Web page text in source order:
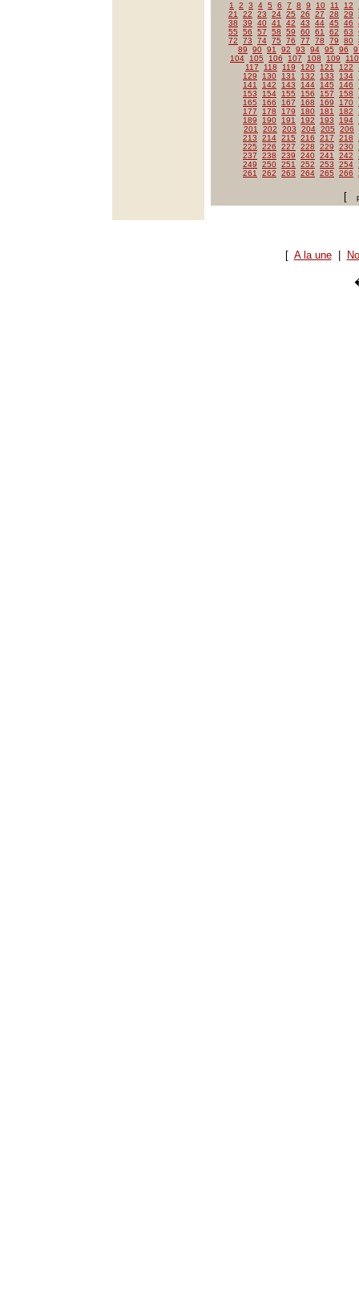
1 2 3 4 5 6 7 8 9 10 11 12
21
22 23 24 25 26 27 28 29
38
39 40 41 42 43 44 45 46
55
56 57 58 59 60 61 62 63
72
73 74 75 76 77 78 79 80
89
90 91 92 93 94 95 96
104
105 106 107 108 109
110
117
118 119 120 121 122
129
130 131 132 133 134
141
142 143 144 145 146
153
154 155 156 157 158
165
166 167 168 169 170
177
178 179 180 181 182
189
190 191 192 193 194
201
202 203 204 205
206
213
214 215 216 217 218
225
226 227 228 229 230
237
238 239 240 241 242
249
250 251 252 253 254
261
262 263 264 265 266
[
[ A la une|